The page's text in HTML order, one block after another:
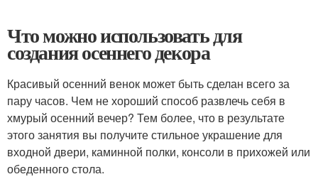
Что можно использовать для
создания осеннего декора
Красивый осенний венок может быть сделан всего за
пару часов. Чем не хороший способ развлечь себя в
хмурый осенний вечер? Тем более, что в результате
этого занятия вы получите стильное украшение для
входной двери, каминной полки, консоли в прихожей или
обеденного стола.